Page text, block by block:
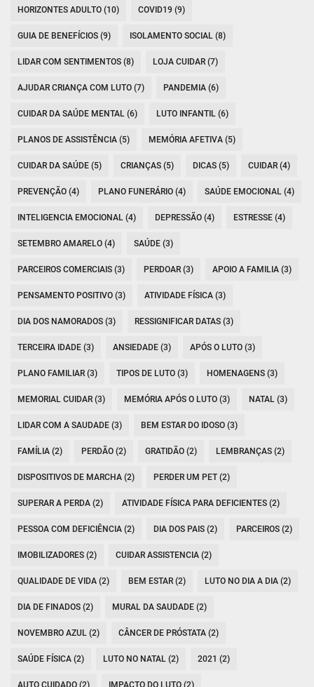
HORIZONTES ADULTO (10) COVID19 (9)
GUIA DE BENEFÍCIOS (9) ISOLAMENTO SOCIAL (8)
LIDAR COM SENTIMENTOS (8) LOJA CUIDAR (7)
AJUDAR CRIANÇA COM LUTO (7) PANDEMIA (6)
CUIDAR DA SAÚDE MENTAL (6) LUTO INFANTIL (6)
PLANOS DE ASSISTÊNCIA (5) MEMÓRIA AFETIVA (5)
CUIDAR DA SAÚDE (5) CRIANÇAS (5) DICAS (5) CUIDAR (4)
PREVENÇÃO (4) PLANO FUNERÁRIO (4) SAÚDE EMOCIONAL (4)
INTELIGENCIA EMOCIONAL (4) DEPRESSÃO (4) ESTRESSE (4)
SETEMBRO AMARELO (4) SAÚDE (3)
PARCEIROS COMERCIAIS (3) PERDOAR (3) APOIO A FAMILIA (3)
PENSAMENTO POSITIVO (3) ATIVIDADE FÍSICA (3)
DIA DOS NAMORADOS (3) RESSIGNIFICAR DATAS (3)
TERCEIRA IDADE (3) ANSIEDADE (3) APÓS O LUTO (3)
PLANO FAMILIAR (3) TIPOS DE LUTO (3) HOMENAGENS (3)
MEMORIAL CUIDAR (3) MEMÓRIA APÓS O LUTO (3) NATAL (3)
LIDAR COM A SAUDADE (3) BEM ESTAR DO IDOSO (3)
FAMÍLIA (2) PERDÃO (2) GRATIDÃO (2) LEMBRANÇAS (2)
DISPOSITIVOS DE MARCHA (2) PERDER UM PET (2)
SUPERAR A PERDA (2) ATIVIDADE FÍSICA PARA DEFICIENTES (2)
PESSOA COM DEFICIÊNCIA (2) DIA DOS PAIS (2) PARCEIROS (2)
IMOBILIZADORES (2) CUIDAR ASSISTENCIA (2)
QUALIDADE DE VIDA (2) BEM ESTAR (2) LUTO NO DIA A DIA (2)
DIA DE FINADOS (2) MURAL DA SAUDADE (2)
NOVEMBRO AZUL (2) CÂNCER DE PRÓSTATA (2)
SAÚDE FÍSICA (2) LUTO NO NATAL (2) 2021 (2)
AUTO CUIDADO (2) IMPACTO DO LUTO (2)